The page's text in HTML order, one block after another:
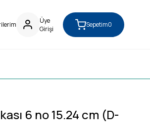
Üye
Girişi
Sepetim0
6 no 15.24 cm (D-